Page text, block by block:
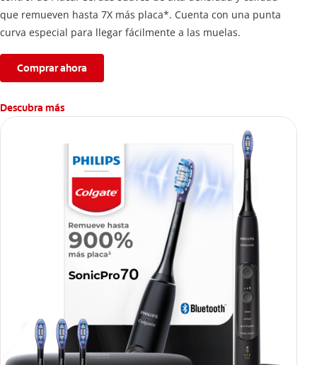
que remueven hasta 7X más placa*. Cuenta con una punta
curva especial para llegar fácilmente a las muelas.
Comprar ahora
Descubra más